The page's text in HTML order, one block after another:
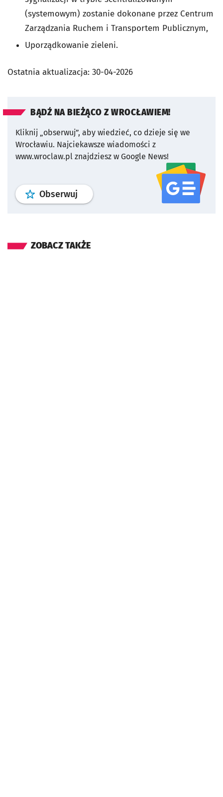
(systemowym) zostanie dokonane przez Centrum
Zarządzania Ruchem i Transportem Publicznym,
Uporządkowanie zieleni.
Ostatnia aktualizacja: 30-04-2026
BĄDŹ NA BIEŻĄCO Z WROCŁAWIEM!
Kliknij „obserwuj”, aby wiedzieć, co dzieje się we
Wrocławiu. Najciekawsze wiadomości z
www.wroclaw.pl znajdziesz w Google News!
Obserwuj profil serwisu
ZOBACZ TAKŻE